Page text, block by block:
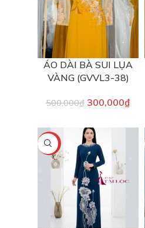
ÁO DÀI BÀ SUI LỤA
VÀNG (GVVL3-38)
500,000₫ 300,000₫
-40%